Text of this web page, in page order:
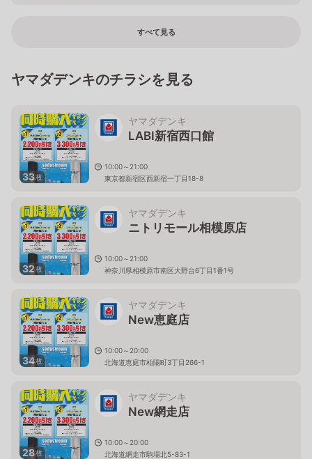
すべて見る
ヤマダデンキのチラシを見る
33枚
ヤマダデンキ
LABI新宿西口館
10:00～21:00
東京都新宿区西新宿一丁目18-8
32枚
ヤマダデンキ
ニトリモール相模原店
10:00～21:00
神奈川県相模原市南区大野台6丁目1番1号
34枚
ヤマダデンキ
New恵庭店
10:00～20:00
北海道恵庭市柏陽町3丁目266-1
28枚
ヤマダデンキ
New網走店
10:00～20:00
北海道網走市駒場北5-83-1